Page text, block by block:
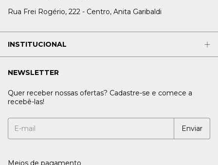
Rua Frei Rogério, 222 - Centro, Anita Garibaldi
INSTITUCIONAL
NEWSLETTER
Quer receber nossas ofertas? Cadastre-se e comece a
recebê-las!
Meios de pagamento